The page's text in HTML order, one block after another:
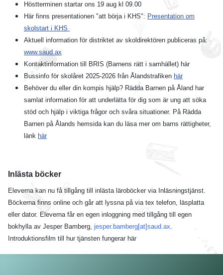
Höstterminen startar ons 19 aug kl 09.00
Här finns presentationen "att börja i KHS": Presentation om
skolstart i KHS
Aktuell information för distriktet av skoldirektören publiceras på:
www.saud.ax
Kontaktinformation till BRIS (Barnens rätt i samhället) här
Bussinfo för skolåret 2025-2026 från Ålandstrafiken här
Behöver du eller din kompis hjälp? Rädda Barnen på Åland har
samlat information för att underlätta för dig som är ung att söka
stöd och hjälp i viktiga frågor och svåra situationer. På Rädda
Barnen på Ålands hemsida kan du läsa mer om barns rättigheter,
länk här
Inlästa böcker
Eleverna kan nu få tillgång till inlästa läroböcker via Inläsningstjänst.
Böckerna finns online och går att lyssna på via tex telefon, läsplatta
eller dator. Eleverna får en egen inloggning med tillgång till egen
bokhylla av Jesper Bamberg, jesper.bamberg[at]saud.ax.
Introduktionsfilm till hur tjänsten fungerar här